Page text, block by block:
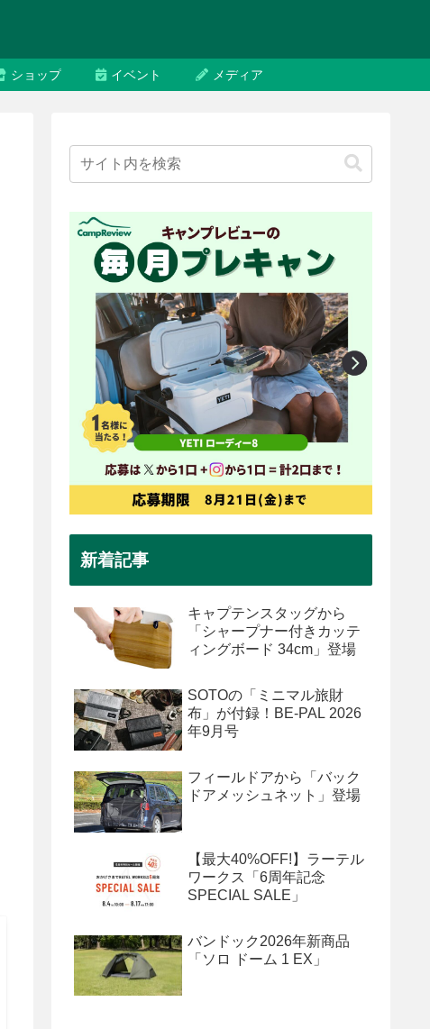
ショップ イベント メディア
新着記事
キャプテンスタッグから
「シャープナー付きカッテ
ィングボード 34cm」登場
SOTOの「ミニマル旅財
布」が付録！BE-PAL 2026
年9月号
フィールドアから「バック
ドアメッシュネット」登場
【最大40%OFF!】ラーテル
ワークス「6周年記念
SPECIAL SALE」
バンドック2026年新商品
「ソロ ドーム 1 EX」